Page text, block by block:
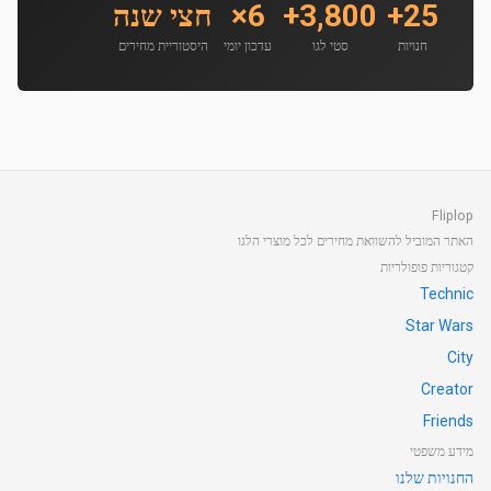
25+
חנויות
3,800+
סטי לגו
6×
עדכון יומי
חצי שנה
היסטוריית מחירים
Fliplop
האתר המוביל להשוואת מחירים לכל מוצרי הלגו
קטגוריות פופולריות
Technic
Star Wars
City
Creator
Friends
מידע משפטי
החנויות שלנו